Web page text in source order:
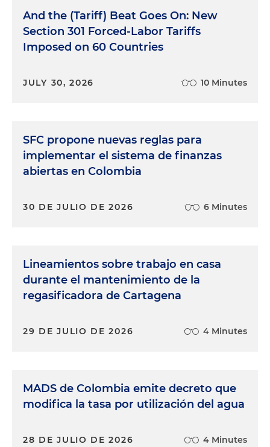
And the (Tariff) Beat Goes On: New
Section 301 Forced-Labor Tariffs
Imposed on 60 Countries
JULY 30, 2026 10 Minutes
SFC propone nuevas reglas para
implementar el sistema de finanzas
abiertas en Colombia
30 DE JULIO DE 2026 6 Minutes
Lineamientos sobre trabajo en casa
durante el mantenimiento de la
regasificadora de Cartagena
29 DE JULIO DE 2026 4 Minutes
MADS de Colombia emite decreto que
modifica la tasa por utilización del agua
28 DE JULIO DE 2026 4 Minutes